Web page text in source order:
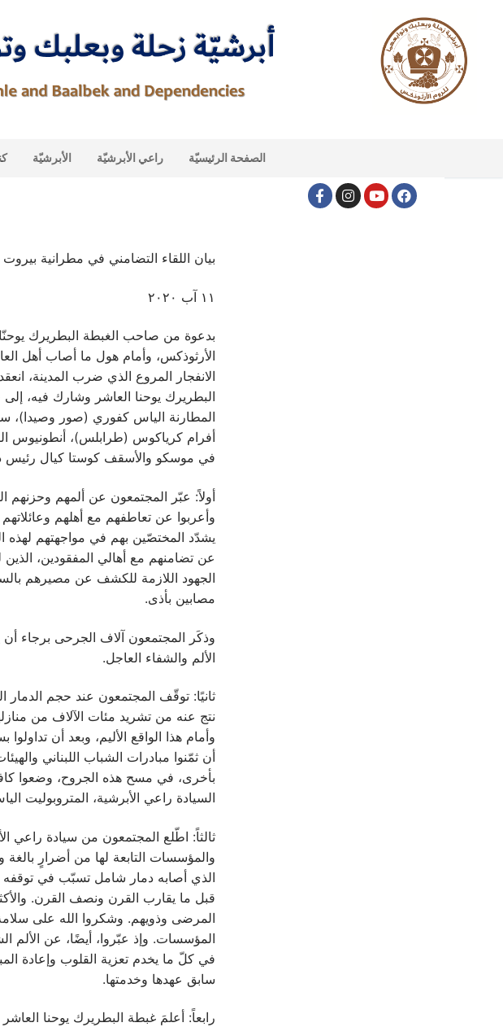
الأبرشيّة راعي الأبرشيّة الصفحة الرئيسيّة
بيان اللقاء التضامني في مطرانية بيروت
١١ آب ٢٠٢٠
بدعوة من صاحب الغبطة البطريرك
الأرثوذكس، وأمام هول ما أصاب أهل
الانفجار المروع الذي ضرب المدينة،
البطريرك يوحنا العاشر وشارك فيه،
المطارنة الياس كفوري (صور وصيدا)،
أفرام كرياكوس (طرابلس)، أنطونيوس
في موسكو والأسقف كوستا كيال رئيس
أولاً: عبّر المجتمعون عن ألمهم وحزنهم
وأعربوا عن تعاطفهم مع أهلهم
يشدّد المختصّين بهم في مواجهتهم لهذه
عن تضامنهم مع أهالي المفقودين،
الجهود اللازمة للكشف عن مصيرهم
مصابين بأذى.
وذكَر المجتمعون آلاف الجرحى برجاء
الألم والشفاء العاجل.
ثانيًا: توقّف المجتمعون عند حجم
نتج عنه من تشريد مئات الآلاف من
وأمام هذا الواقع الأليم، وبعد أن
أن ثمّنوا مبادرات الشباب اللبناني
بأخرى، في مسح هذه الجروح، وضعوا
السيادة راعي الأبرشية، المتروبوليت
ثالثاً: اطّلع المجتمعون من سيادة راعي
والمؤسسات التابعة لها من أضرارٍ
الذي أصابه دمار شامل تسبّب في توقفه
قبل ما يقارب القرن ونصف القرن.
المرضى وذويهم. وشكروا الله على
المؤسسات. وإذ عبّروا، أيضًا، عن الألم
في كلّ ما يخدم تعزية القلوب وإعادة
سابق عهدها وخدمتها.
رابعاً: أعلمَ غبطة البطريرك يوحنا